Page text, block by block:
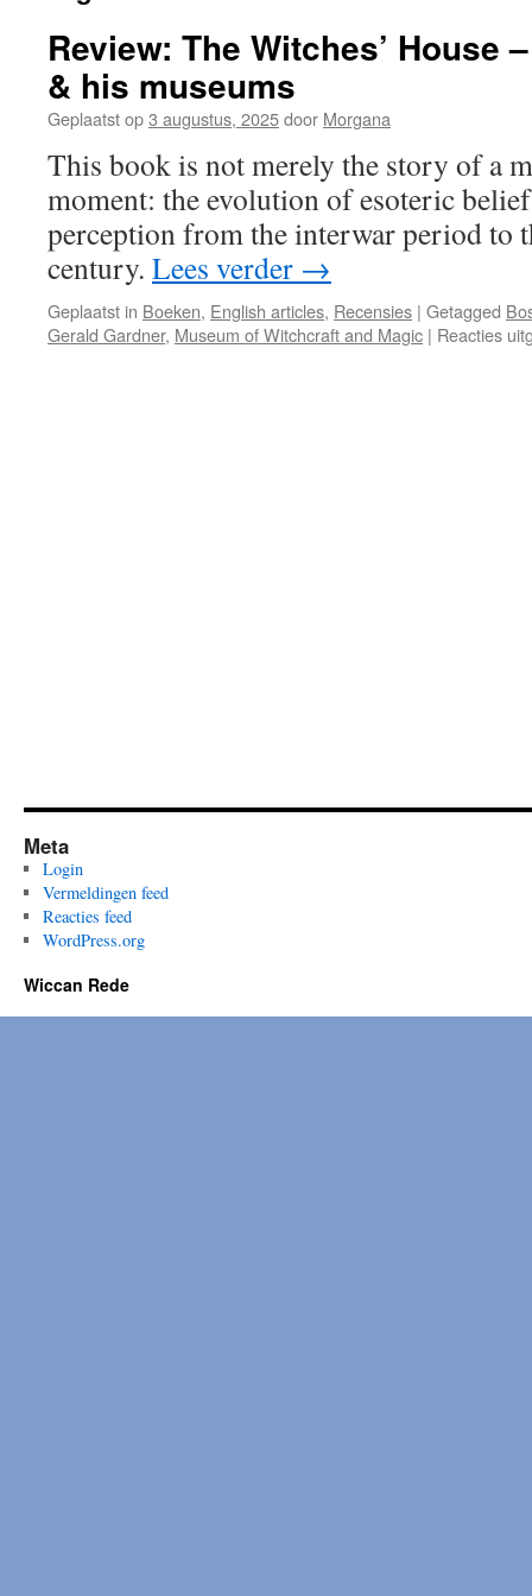
Review: The Witches’ House
& his museums
Geplaatst op3 augustus, 2025door Morgana
This book is not merely the story of a
moment: the evolution of esoteric
perception from the interwar period to
century. Lees verder →
Geplaatst in Boeken, English articles, Recensies | Getagged
Gerald Gardner, Museum of Witchcraft and Magic | Reacties
Meta
Login
Vermeldingen feed
Reacties feed
WordPress.org
Wiccan Rede